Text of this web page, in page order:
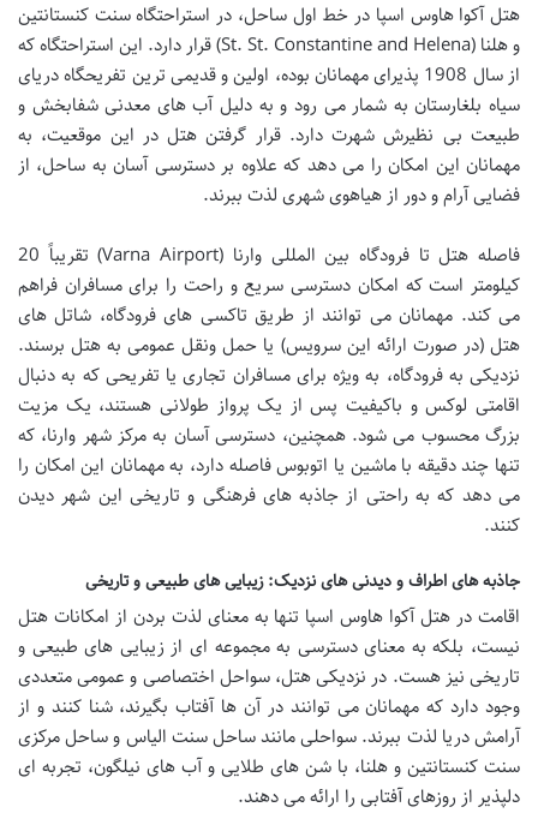
هتل آکوا هاوس اسپا در خط اول ساحل، در استراحتگاه سنت کنستانتین
و هلنا (St. St. Constantine and Helena) قرار دارد. این استراحتگاه که
از سال 1908 پذیرای مهمانان بوده، اولین و قدیمی ترین تفریحگاه دریای
سیاه بلغارستان به شمار می رود و به دلیل آب های معدنی شفابخش و
طبیعت بی نظیرش شهرت دارد. قرار گرفتن هتل در این موقعیت، به
مهمانان این امکان را می دهد که علاوه بر دسترسی آسان به ساحل، از
فضایی آرام و دور از هیاهوی شهری لذت ببرند.
فاصله هتل تا فرودگاه بین المللی وارنا (Varna Airport) تقریباً 20
کیلومتر است که امکان دسترسی سریع و راحت را برای مسافران فراهم
می کند. مهمانان می توانند از طریق تاکسی های فرودگاه، شاتل های
هتل (در صورت ارائه این سرویس) یا حمل ونقل عمومی به هتل برسند.
نزدیکی به فرودگاه، به ویژه برای مسافران تجاری یا تفریحی که به دنبال
اقامتی لوکس و باکیفیت پس از یک پرواز طولانی هستند، یک مزیت
بزرگ محسوب می شود. همچنین، دسترسی آسان به مرکز شهر وارنا، که
تنها چند دقیقه با ماشین یا اتوبوس فاصله دارد، به مهمانان این امکان را
می دهد که به راحتی از جاذبه های فرهنگی و تاریخی این شهر دیدن
کنند.
جاذبه های اطراف و دیدنی های نزدیک: زیبایی های طبیعی و تاریخی
اقامت در هتل آکوا هاوس اسپا تنها به معنای لذت بردن از امکانات هتل
نیست، بلکه به معنای دسترسی به مجموعه ای از زیبایی های طبیعی و
تاریخی نیز هست. در نزدیکی هتل، سواحل اختصاصی و عمومی متعددی
وجود دارد که مهمانان می توانند در آن ها آفتاب بگیرند، شنا کنند و از
آرامش دریا لذت ببرند. سواحلی مانند ساحل سنت الیاس و ساحل مرکزی
سنت کنستانتین و هلنا، با شن های طلایی و آب های نیلگون، تجربه ای
دلپذیر از روزهای آفتابی را ارائه می دهند.